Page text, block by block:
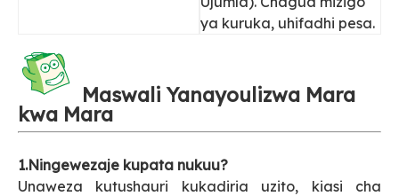
ya kuruka, uhifadhi pesa.
Maswali Yanayoulizwa Mara
kwa Mara
1.Ningewezaje kupata nukuu?
Unaweza kutushauri kukadiria uzito, kiasi cha